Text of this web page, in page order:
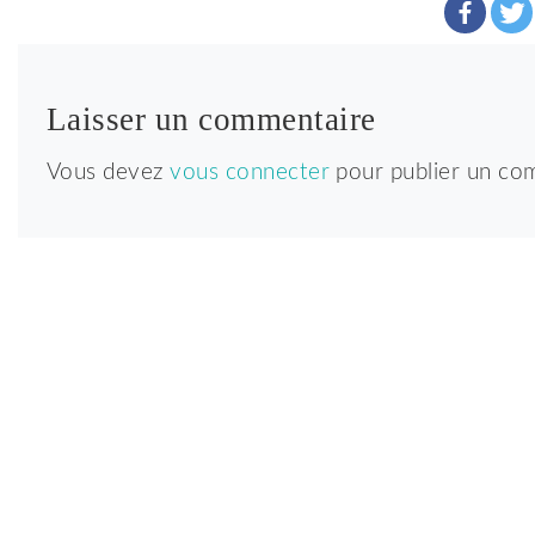
Laisser un commentaire
Vous devezvous connecter pour publier un